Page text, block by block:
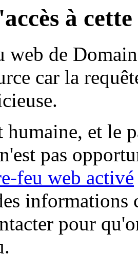
à
web de
car la
humaine, et le
pas
feu web activé
informations
pour